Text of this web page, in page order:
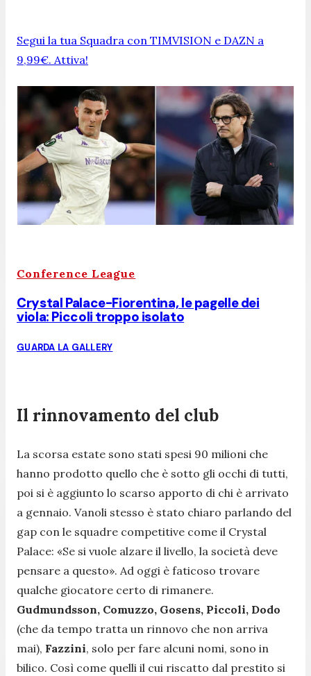
Segui la tua Squadra con TIMVISION e DAZN a
9,99€. Attiva!
Conference League
Crystal Palace-Fiorentina, le pagelle dei
viola: Piccoli troppo isolato
GUARDA LA GALLERY
Il rinnovamento del club
La scorsa estate sono stati spesi 90 milioni che
hanno prodotto quello che è sotto gli occhi di tutti,
poi si è aggiunto lo scarso apporto di chi è arrivato
a gennaio. Vanoli stesso è stato chiaro parlando del
gap con le squadre competitive come il Crystal
Palace: «Se si vuole alzare il livello, la società deve
pensare a questo». Ad oggi è faticoso trovare
qualche giocatore certo di rimanere.
Gudmundsson, Comuzzo, Gosens, Piccoli, Dodo
(che da tempo tratta un rinnovo che non arriva
mai), Fazzini, solo per fare alcuni nomi, sono in
bilico. Così come quelli il cui riscatto dal prestito si